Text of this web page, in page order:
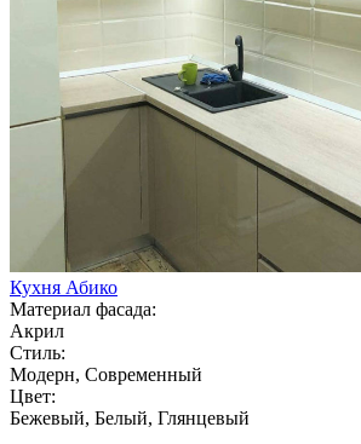
Кухня Абико
Материал фасада:
Акрил
Стиль:
Модерн, Современный
Цвет:
Бежевый, Белый, Глянцевый